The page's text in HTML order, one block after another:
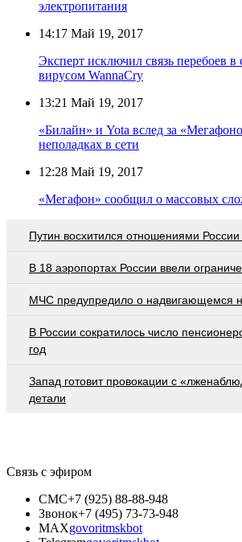
электропитания
14:17 Май 19, 2017
Эксперт исключил связь перебоев
вирусом WannaCry
13:21 Май 19, 2017
«Билайн» и Yota вслед за
неполадках в сети
12:28 Май 19, 2017
«Мегафон» сообщил о массовых
Путин восхитился отношениями России
В 18 аэропортах России ввели
МЧС предупредило о надвигающемся
В России сократилось число
год
Запад готовит провокации с
детали
Связь с эфиром
СМС+7 (925) 88-88-948
Звонок+7 (495) 73-73-948
MAXgovoritmskbot